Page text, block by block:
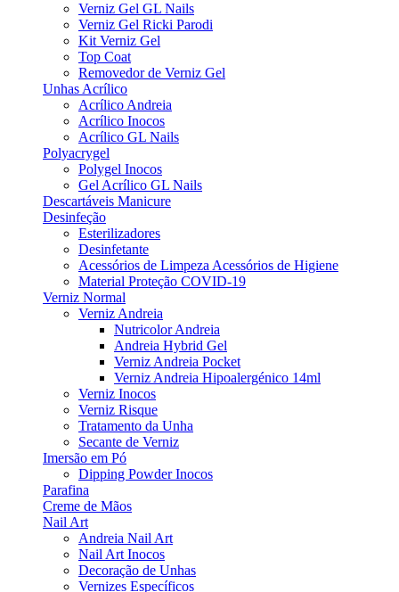
Verniz Gel GL Nails
Verniz Gel Ricki Parodi
Kit Verniz Gel
Top Coat
Removedor de Verniz Gel
Unhas Acrílico
Acrílico Andreia
Acrílico Inocos
Acrílico GL Nails
Polyacrygel
Polygel Inocos
Gel Acrílico GL Nails
Descartáveis Manicure
Desinfeção
Esterilizadores
Desinfetante
Acessórios de Limpeza Acessórios de Higiene
Material Proteção COVID-19
Verniz Normal
Verniz Andreia
Nutricolor Andreia
Andreia Hybrid Gel
Verniz Andreia Pocket
Verniz Andreia Hipoalergénico 14ml
Verniz Inocos
Verniz Risque
Tratamento da Unha
Secante de Verniz
Imersão em Pó
Dipping Powder Inocos
Parafina
Creme de Mãos
Nail Art
Andreia Nail Art
Nail Art Inocos
Decoração de Unhas
Vernizes Específicos